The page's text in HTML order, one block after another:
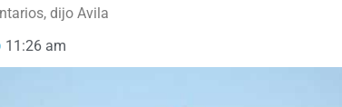
dijo Avila
11:26 am